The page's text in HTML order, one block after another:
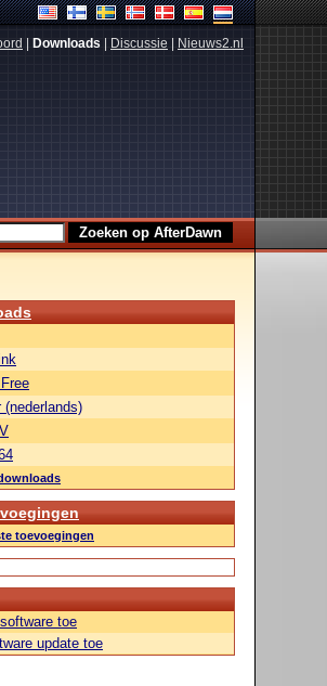
Downloads Discussie Nieuws2.nl
(nederlands)
toevoegingen
toe
update toe